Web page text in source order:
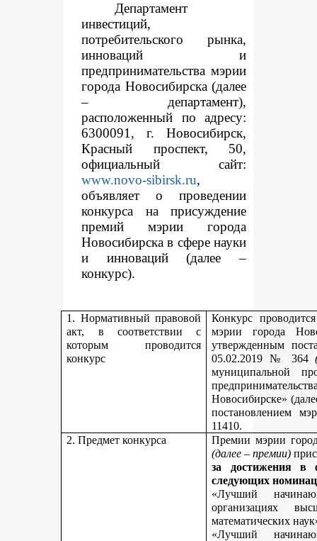
Департамент
инвестиций,
потребительского рынка,
инноваций и
предпринимательства мэрии
города Новосибирска (далее
– департамент),
расположенный по адресу:
6300091, г. Новосибирск,
Красный проспект, 50,
официальный сайт:
www.novo-sibirsk.ru,
объявляет о проведении
конкурса на присуждение
премий мэрии города
Новосибирска в сфере науки
и инноваций (далее –
конкурс).
1. Нормативный правовой
акт, в соответствии с
которым проводится
конкурс
Конкурс
мэрии города
утвержденным
05.02.2019 № 364
муниципальной
Новосибирске»
постановлением
11410.
2. Предмет конкурса
Премии мэрии
(далее – премии)
за достижения в
следующих
«Лучший
организациях
математических
«Лучший